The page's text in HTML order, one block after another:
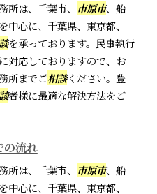
所は、千葉市、 市原市、船
心に、千葉県、東京都、
を承っております。民事執行
対応しておりますので、お
所までご相談ください。豊
者様に最適な解決方法をご
の流れ
所は、千葉市、 市原市、船
心に、千葉県、東京都、